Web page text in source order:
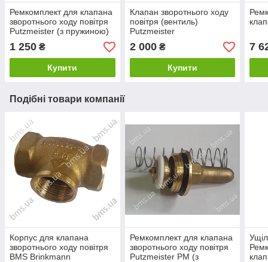
Ремкомплект для клапана
зворотнього ходу повітря
Putzmeister (з пружиною)
1 250 ₴
Купити
Клапан зворотнього ходу
повітря (вентиль)
Putzmeister
2 000₴
Купити
7
Подібні товари компанії
Корпус для клапана
зворотнього ходу повітря
BMS Brinkmann
Ремкомплект для клапана
зворотнього ходу повітря
Putzmeister PM (з